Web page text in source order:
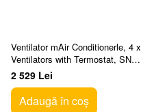
Ventilator mAir Conditionerle, 4 х
Ventilators with Termostat, SN-
БВ-4ТК-9005
2 529 Lei
Adaugă în coș